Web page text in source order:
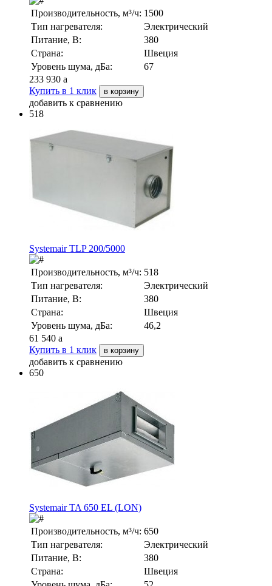
Производительность, м³/ч: 1500
Тип нагревателя:
Электрический
Питание, В:
380
Страна:
Швеция
Уровень шума, дБа:
67
233 930 a
Купить в 1 клик
в корзину
добавить к сравнению
518
Systemair TLP 200/5000
Производительность, м³/ч: 518
Тип нагревателя:
Электрический
Питание, В:
380
Страна:
Швеция
Уровень шума, дБа:
46,2
61 540 a
Купить в 1 клик
в корзину
добавить к сравнению
650
Systemair TA 650 EL (LON)
Производительность, м³/ч: 650
Тип нагревателя:
Электрический
Питание, В:
380
Страна:
Швеция